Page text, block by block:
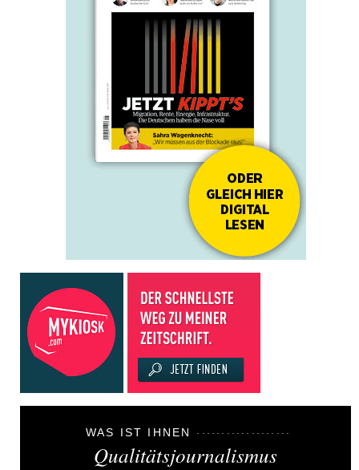
WAS IST IHNEN
Qualitätsjournalismus